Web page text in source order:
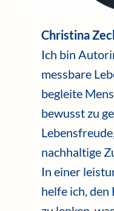
Christina
Ich bin
messbare
begleite
bewusst zu
nachhaltige
In einer
helfe ich, den